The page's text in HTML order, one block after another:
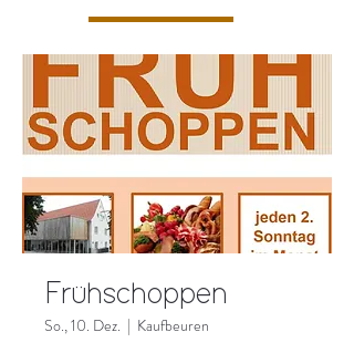
Frühschoppen
So., 10. Dez.
  |
Kaufbeuren